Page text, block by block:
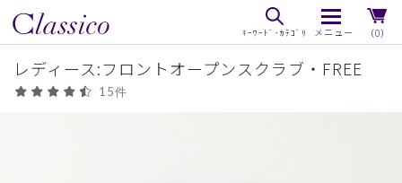
（0）
レディース:フロントオープンスクラブ・FREE
15件